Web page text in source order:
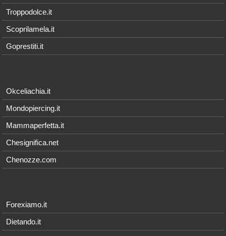
Troppodolce.it
Scoprilamela.it
Goprestiti.it
Okceliachia.it
Mondopiercing.it
Mammaperfetta.it
Chesignifica.net
Chenozze.com
Forexiamo.it
Dietando.it